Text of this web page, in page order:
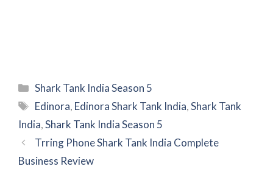
Categories
Shark Tank India Season 5
Tags
Edinora, Edinora Shark Tank India,Shark Tank
India,Shark Tank India Season 5
Trring Phone Shark Tank India Complete
Business Review